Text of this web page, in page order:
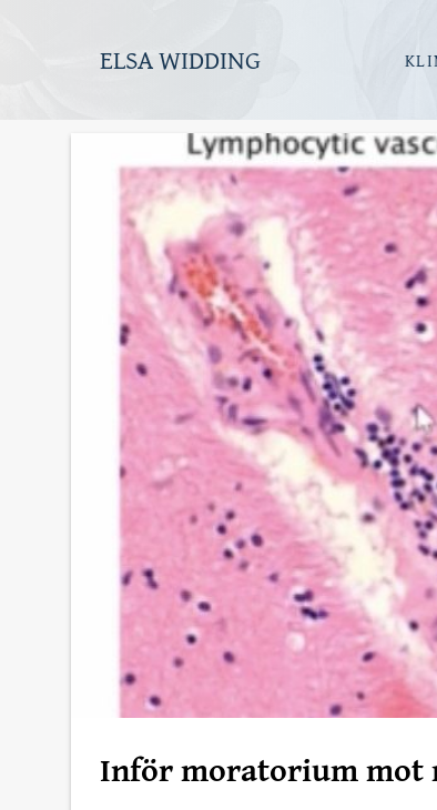
ELSA WIDDING
Inför moratorium mot